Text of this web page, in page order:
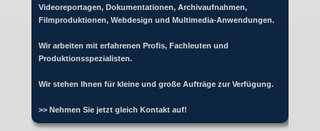
Videoreportagen, Dokumentationen, Archivaufnahmen,
Filmproduktionen, Webdesign und Multimedia-Anwendungen.
Wir arbeiten mit erfahrenen Profis, Fachleuten und
Produktionsspezialisten.
Wir stehen Ihnen für kleine und große Aufträge zur Verfügung.
>> Nehmen Sie jetzt gleich Kontakt auf!